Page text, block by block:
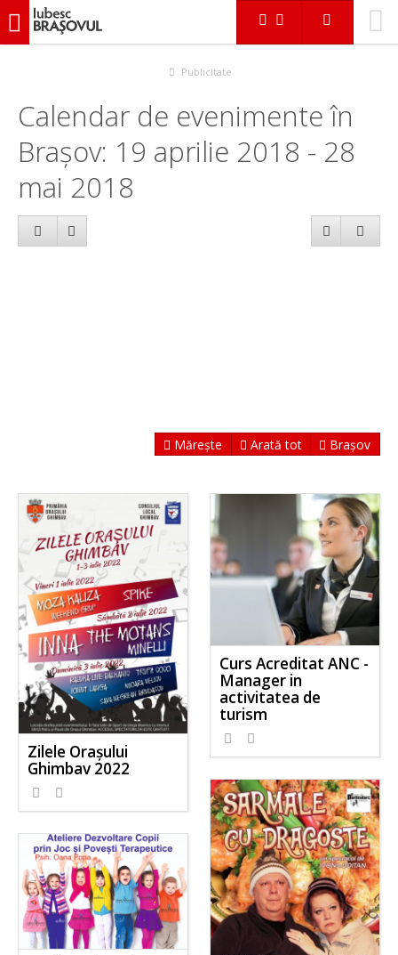
iubescbraşovul.ro
Publicitate
Calendar de evenimente în
Brașov: 19 aprilie 2018 - 28
mai 2018
Mărește Arată tot Brașov
Zilele Orașului
Ghimbav 2022
Curs Acreditat ANC -
Manager in
activitatea de
turism